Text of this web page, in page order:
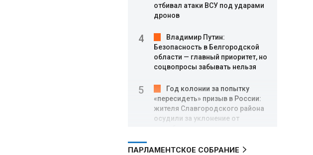
отбивал атаки ВСУ под ударами
дронов
Владимир Путин:
Безопасность в Белгородской
области — главный приоритет, но
соцвопросы забывать нельзя
Год колонии за попытку
«пересидеть» призыв в России:
жителя Славгородского района
осудили за уклонение от
В Свердловской области
ПАРЛАМЕНТСКОЕ СОБРАНИЕ